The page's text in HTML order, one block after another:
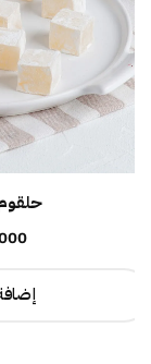
حلقوم
إضافة